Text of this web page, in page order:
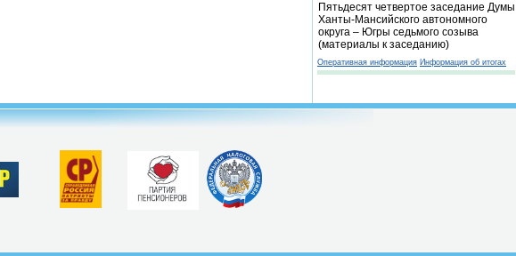
Пятьдесят четвертое заседание Думы
Ханты-Мансийского автономного
округа – Югры седьмого созыва
(материалы к заседанию)
Оперативная информация Информация об итогах